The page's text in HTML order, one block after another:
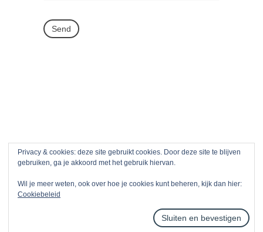
© Copyright See Genius 2019. Alle rechten
Privacy & cookies: deze site gebruikt cookies. Door deze site te blijven
gebruiken, ga je akkoord met het gebruik hiervan.
Wil je meer weten, ook over hoe je cookies kunt beheren, kijk dan hier:
Cookiebeleid